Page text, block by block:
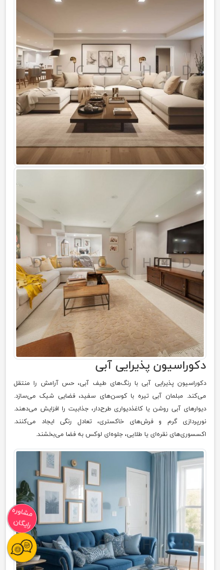
دکوراسیون پذیرایی آبی
دکوراسیون پذیرایی آبی با رنگ‌های طیف آبی، حس آرامش را منتقل
می‌کند. مبلمان آبی تیره با کوسن‌های سفید، فضایی شیک می‌سازد.
دیوارهای آبی روشن یا کاغذدیواری طرح‌دار، جذابیت را افزایش می‌دهند.
نورپردازی گرم و فرش‌های خاکستری، تعادل رنگی ایجاد می‌کنند.
اکسسوری‌های نقره‌ای یا طلایی، جلوه‌ای لوکس به فضا می‌بخشند.
مشاوره
رایگان